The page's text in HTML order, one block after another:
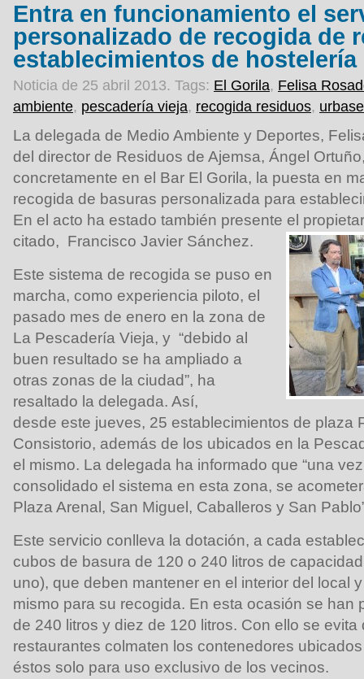
Entra en funcionamiento el
personalizado de recogida de
establecimientos de hostelería
Noticia de 25 abril 2013. Tags: El Gorila, Felisa
ambiente, pescadería vieja, recogida residuos,
La delegada de Medio Ambiente y Deportes,
del director de Residuos de Ajemsa, Ángel
concretamente en el Bar El Gorila, la puesta en
recogida de basuras personalizada para
En el acto ha estado también presente el
citado, Francisco Javier Sánchez.
Este sistema de recogida se puso en
marcha, como experiencia piloto, el
pasado mes de enero en la zona de
La Pescadería Vieja, y “debido al
buen resultado se ha ampliado a
otras zonas de la ciudad”, ha
resaltado la delegada. Así,
desde este jueves, 25 establecimientos de plaza
Consistorio, además de los ubicados en la
el mismo. La delegada ha informado que “una
consolidado el sistema en esta zona, se
Plaza Arenal, San Miguel, Caballeros y San
Este servicio conlleva la dotación, a cada
cubos de basura de 120 o 240 litros de
uno), que deben mantener en el interior del local
mismo para su recogida. En esta ocasión se han
de 240 litros y diez de 120 litros. Con ello se evita
restaurantes colmaten los contenedores
éstos solo para uso exclusivo de los vecinos.